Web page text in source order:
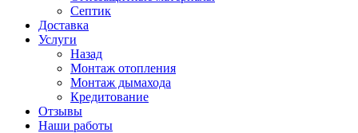
Септик
Доставка
Услуги
Назад
Монтаж отопления
Монтаж дымахода
Кредитование
Отзывы
Наши работы